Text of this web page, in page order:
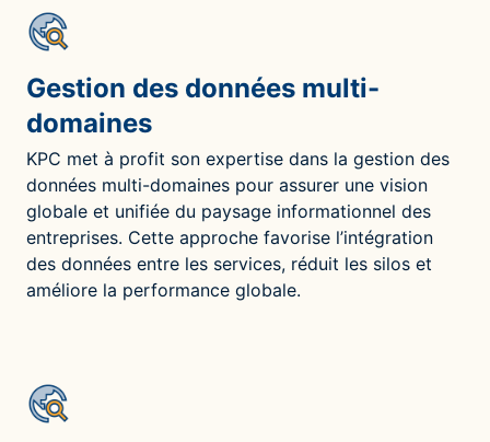
Gestion des données multi-
domaines
KPC met à profit son expertise dans la gestion des
données multi-domaines pour assurer une vision
globale et unifiée du paysage informationnel des
entreprises. Cette approche favorise l’intégration
des données entre les services, réduit les silos et
améliore la performance globale.